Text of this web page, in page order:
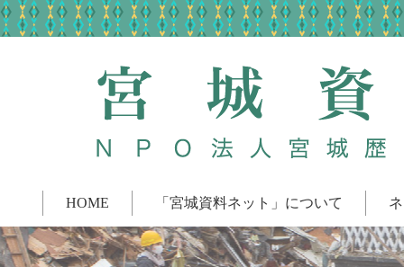
HOME 「宮城資料ネット」について